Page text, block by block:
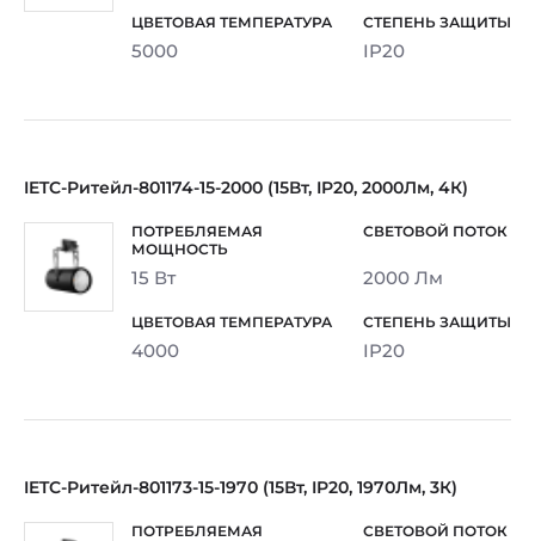
5000 IP20
IETC-Ритейл-801174-15-2000 (15Вт, IP20, 2000Лм, 4К)
15 Вт 2000 Лм
4000 IP20
IETC-Ритейл-801173-15-1970 (15Вт, IP20, 1970Лм, 3К)